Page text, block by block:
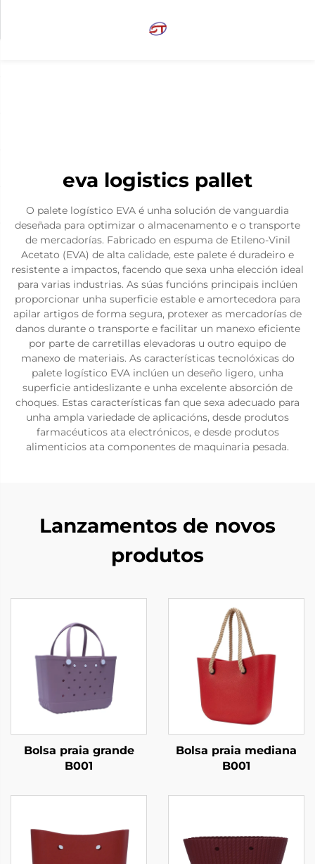
eva logistics pallet
O palete logístico EVA é unha solución de vanguardia
deseñada para optimizar o almacenamento e o transporte
de mercadorías. Fabricado en espuma de Etileno-Vinil
Acetato (EVA) de alta calidade, este palete é duradeiro e
resistente a impactos, facendo que sexa unha elección ideal
para varias industrias. As súas funcións principais inclúen
proporcionar unha superficie estable e amortecedora para
apilar artigos de forma segura, protexer as mercadorías de
danos durante o transporte e facilitar un manexo eficiente
por parte de carretillas elevadoras u outro equipo de
manexo de materiais. As características tecnolóxicas do
palete logístico EVA inclúen un deseño ligero, unha
superficie antideslizante e unha excelente absorción de
choques. Estas características fan que sexa adecuado para
unha ampla variedade de aplicacións, desde produtos
farmacéuticos ata electrónicos, e desde produtos
alimenticios ata componentes de maquinaria pesada.
Lanzamentos de novos
produtos
Bolsa praia grande
B001
Bolsa praia mediana
B001